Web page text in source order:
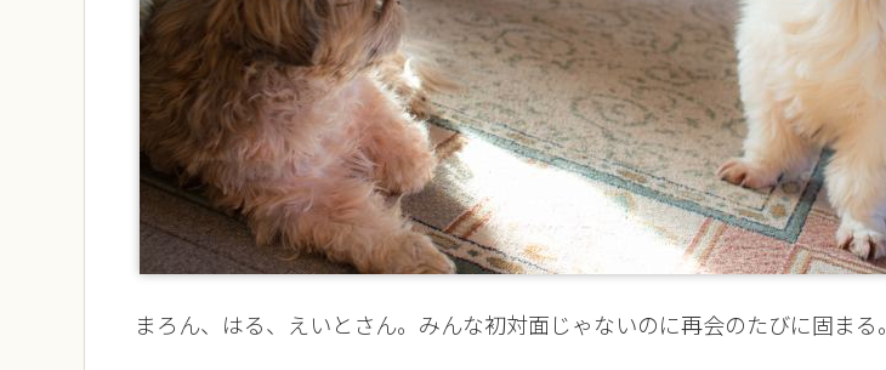
まろん、はる、えいとさん。みんな初対面じゃないのに再会のたびに固まる。